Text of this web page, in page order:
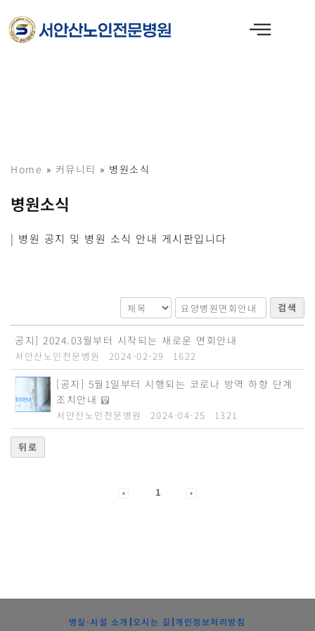
콘
텐
츠
Home » 커뮤니티 » 병원소식
병원소식
| 병원 공지 및 병원 소식 안내 게시판입니다
검색
공지] 2024.03월부터 시작되는 새로운 면회안내
서안산노인전문병원 2024-02-29 1622
[공지] 5월1일부터 시행되는 코로나 방역 하향 단계
조치안내
서안산노인전문병원 2024-04-25 1321
뒤로
1
병실·시설 소개 오시는 길 개인정보처리방침